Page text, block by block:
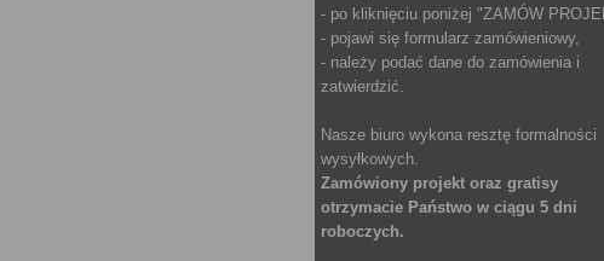
- po kliknięciu poniżej "ZAMÓW
- pojawi się formularz zamówieniowy,
- należy podać dane do zamówienia i
zatwierdzić.
Nasze biuro wykona resztę formalności
wysyłkowych.
Zamówiony projekt oraz gratisy
otrzymacie Państwo w ciągu 5 dni
roboczych.